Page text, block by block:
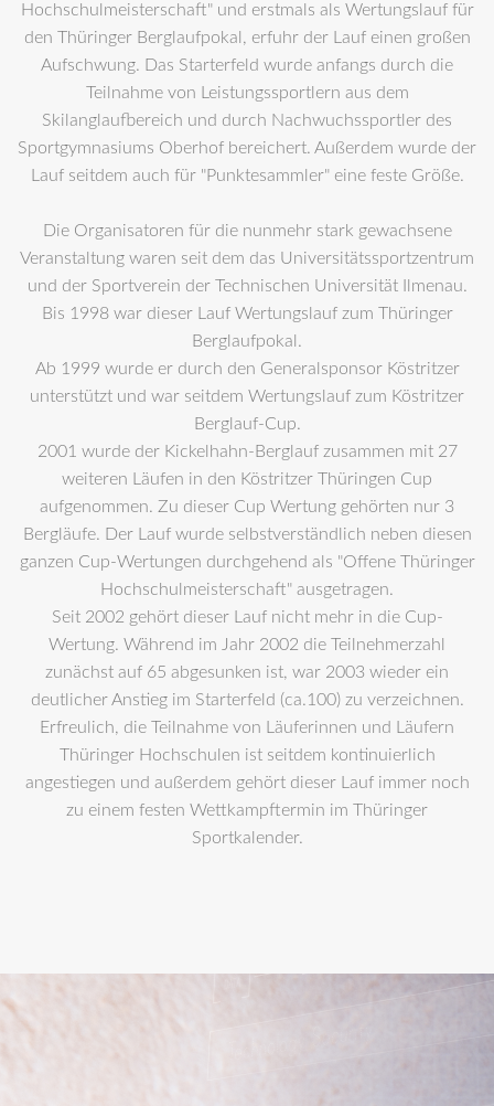
Hochschulmeisterschaft" und erstmals als Wertungslauf für
den Thüringer Berglaufpokal, erfuhr der Lauf einen großen
Aufschwung. Das Starterfeld wurde anfangs durch die
Teilnahme von Leistungssportlern aus dem
Skilanglaufbereich und durch Nachwuchssportler des
Sportgymnasiums Oberhof bereichert. Außerdem wurde der
Lauf seitdem auch für "Punktesammler" eine feste Größe.
Die Organisatoren für die nunmehr stark gewachsene
Veranstaltung waren seit dem das Universitätssportzentrum
und der Sportverein der Technischen Universität Ilmenau.
Bis 1998 war dieser Lauf Wertungslauf zum Thüringer
Berglaufpokal.
Ab 1999 wurde er durch den Generalsponsor Köstritzer
unterstützt und war seitdem Wertungslauf zum Köstritzer
Berglauf-Cup.
2001 wurde der Kickelhahn-Berglauf zusammen mit 27
weiteren Läufen in den Köstritzer Thüringen Cup
aufgenommen. Zu dieser Cup Wertung gehörten nur 3
Bergläufe. Der Lauf wurde selbstverständlich neben diesen
ganzen Cup-Wertungen durchgehend als "Offene Thüringer
Hochschulmeisterschaft" ausgetragen.
Seit 2002 gehört dieser Lauf nicht mehr in die Cup-
Wertung. Während im Jahr 2002 die Teilnehmerzahl
zunächst auf 65 abgesunken ist, war 2003 wieder ein
deutlicher Anstieg im Starterfeld (ca.100) zu verzeichnen.
Erfreulich, die Teilnahme von Läuferinnen und Läufern
Thüringer Hochschulen ist seitdem kontinuierlich
angestiegen und außerdem gehört dieser Lauf immer noch
zu einem festen Wettkampftermin im Thüringer
Sportkalender.